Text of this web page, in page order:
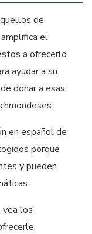
de
el
a ofrecerlo.
ayudar a su
donar a esas
en español de
porque
y pueden
vea los